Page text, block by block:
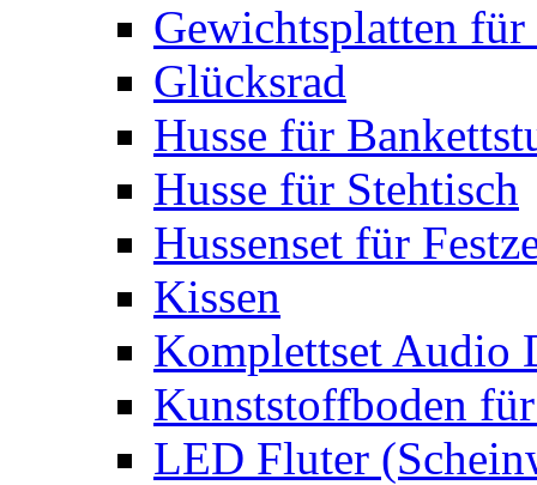
Gewichtsplatten für
Glücksrad
Husse für
Husse für Stehtisch
Hussenset für
Kissen
Komplettset Audio
Kunststoffboden
LED Fluter